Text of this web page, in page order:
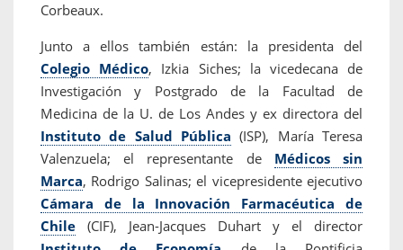
Corbeaux.
Junto a ellos también están: la presidenta del
Colegio Médico, Izkia Siches; la vicedecana de
Investigación y Postgrado de la Facultad de
Medicina de la U. de Los Andes y ex directora del
Instituto de Salud Pública (ISP), María Teresa
Valenzuela; el representante de Médicos sin
Marca, Rodrigo Salinas; el vicepresidente ejecutivo
Cámara de la Innovación Farmacéutica de
Chile (CIF), Jean-Jacques Duhart y el director